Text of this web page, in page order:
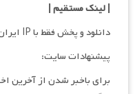
| لینک مستقیم|
دانلود و پخش فقط با IP ایران امکان پذیر هست
پیشنهادات سایت:
برای باخبر شدن از آخرین